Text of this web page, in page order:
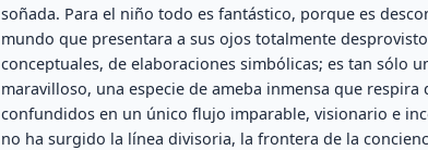
soñada. Para el niño todo es fantástico, porque es
mundo que presentara a sus ojos totalmente
conceptuales, de elaboraciones simbólicas; es tan sólo
maravilloso, una especie de ameba inmensa que
confundidos en un único flujo imparable, visionario e
no ha surgido la línea divisoria, la frontera de la